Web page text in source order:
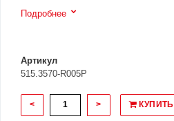
Подробнее
Артикул
515.3570-R005P
< > КУПИТЬ